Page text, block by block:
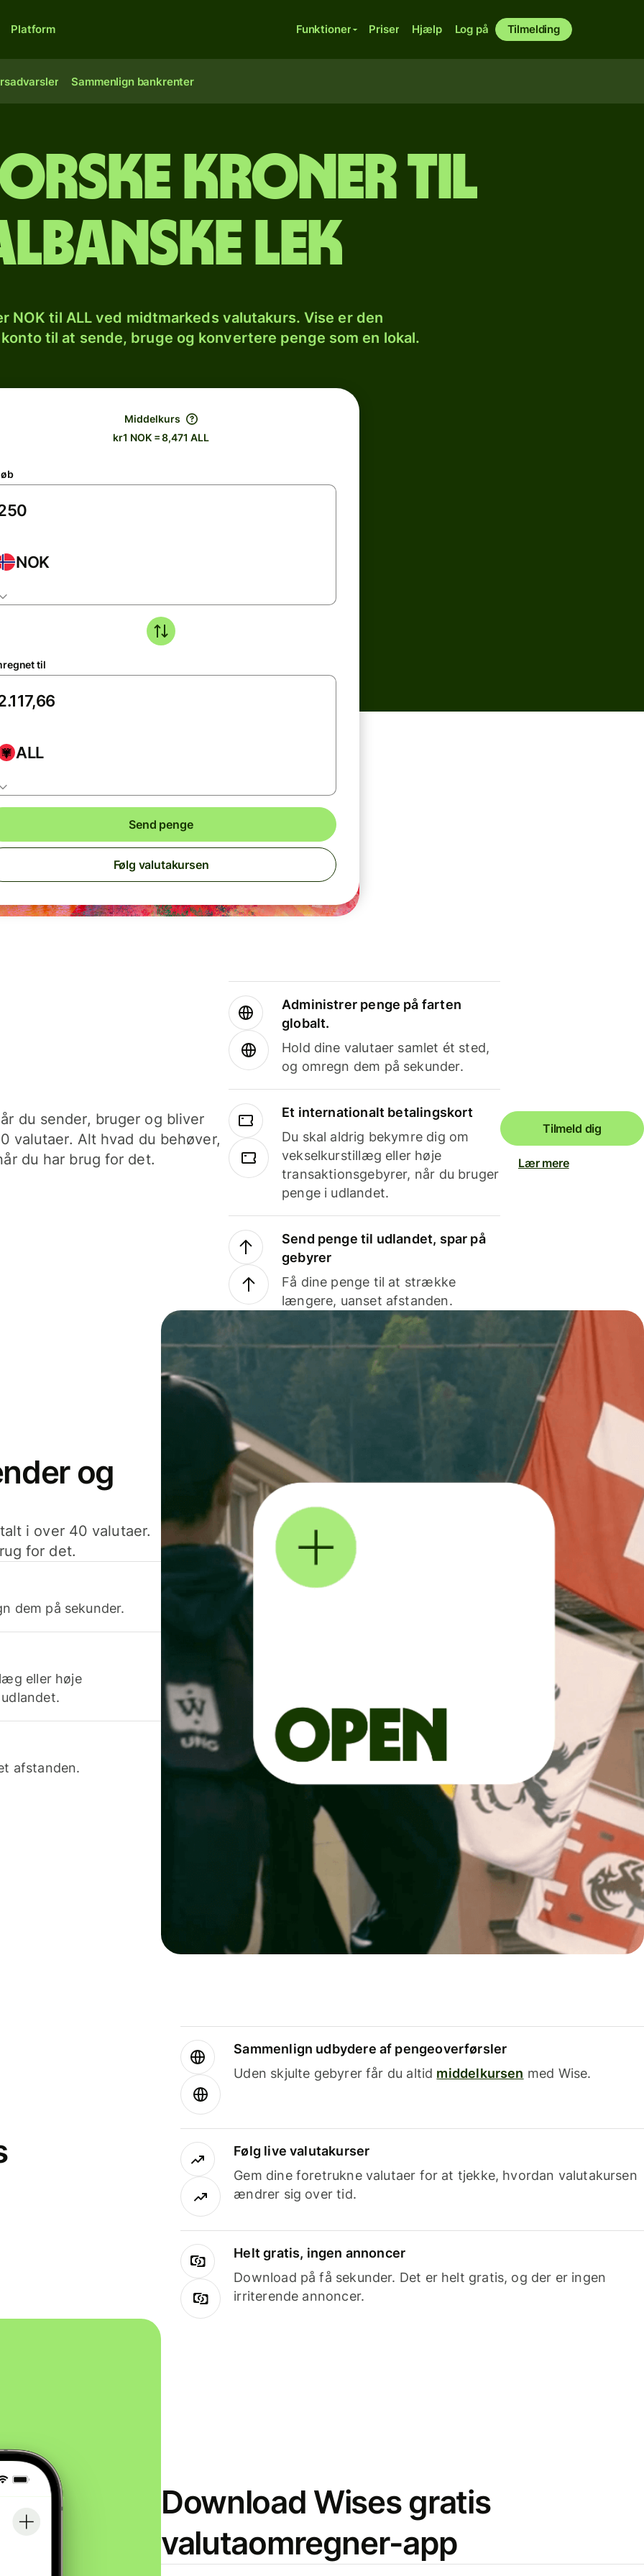
Platform Funktioner Priser Hjælp Log på Tilmelding
Sammenlign bankrenter
kroner til
lek
NOK til ALL ved midtmarkeds valutakurs. Vise er den
til at sende, bruge og konvertere penge som en lokal.
Middelkurs
kr1 NOK = 8,471 ALL
NOK
til
ALL
Send penge
Følg valutakursen
du sender, bruger og bliver
valutaer. Alt hvad du behøver,
du har brug for det.
Administrer penge på farten
globalt.
Hold dine valutaer samlet ét sted,
og omregn dem på sekunder.
Et internationalt betalingskort
Du skal aldrig bekymre dig om
vekselkurstillæg eller høje
transaktionsgebyrer, når du bruger
penge i udlandet.
Send penge til udlandet, spar på
gebyrer
Få dine penge til at strække
længere, uanset afstanden.
Tilmeld dig
Lær mere
og
i over 40 valutaer.
for det.
dem på sekunder.
eller høje
afstanden.
Sammenlign udbydere af pengeoverførsler
Uden skjulte gebyrer får du altid middelkursen med Wise.
Følg live valutakurser
Gem dine foretrukne valutaer for at tjekke, hvordan valutakursen
ændrer sig over tid.
Helt gratis, ingen annoncer
Download på få sekunder. Det er helt gratis, og der er ingen
irriterende annoncer.
Download Wises gratis
valutaomregner-app